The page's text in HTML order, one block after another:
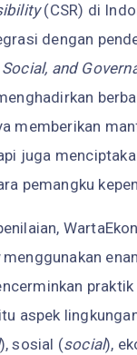
(CSR) di
dengan
and
memberikan
juga
pemangku
menggunakan
aspek
), sosial (social),